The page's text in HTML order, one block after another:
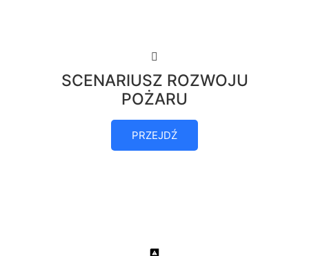
SCENARIUSZ ROZWOJU
POŻARU
PRZEJDŹ